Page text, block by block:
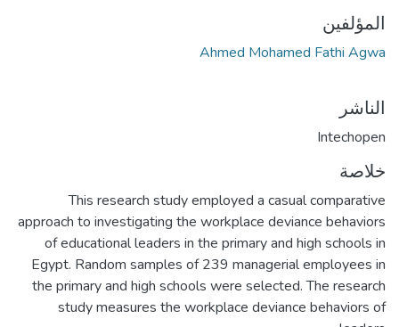
المؤلفين
Ahmed Mohamed Fathi Agwa
الناشر
Intechopen
خلاصة
This research study employed a casual comparative
approach to investigating the workplace deviance behaviors
of educational leaders in the primary and high schools in
Egypt. Random samples of 239 managerial employees in
the primary and high schools were selected. The research
study measures the workplace deviance behaviors of